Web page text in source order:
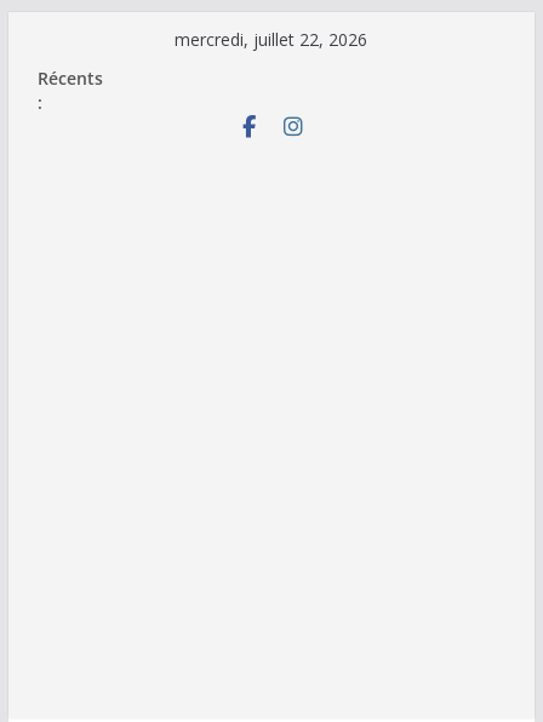
contenu
mercredi, juillet 22, 2026
Récents
: